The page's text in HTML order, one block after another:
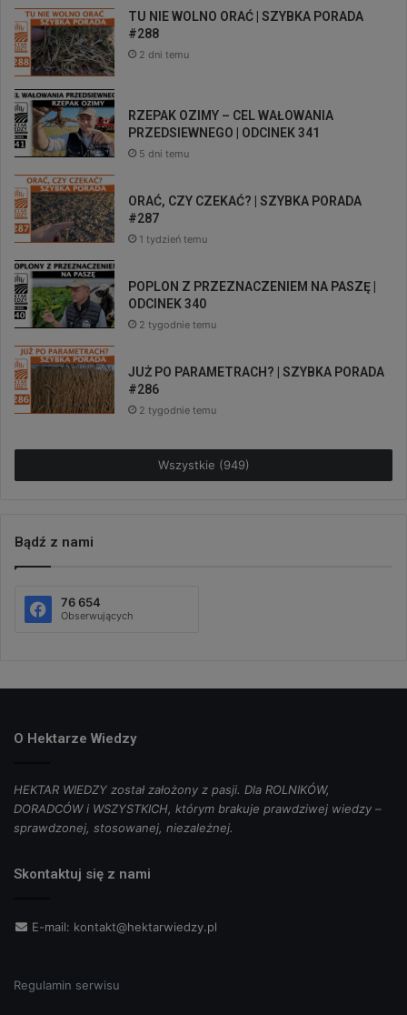
TU NIE WOLNO ORAĆ | SZYBKA PORADA
#288
2 dni temu
RZEPAK OZIMY – CEL WAŁOWANIA
PRZEDSIEWNEGO | ODCINEK 341
5 dni temu
ORAĆ, CZY CZEKAĆ? | SZYBKA PORADA
#287
1 tydzień temu
POPLON Z PRZEZNACZENIEM NA PASZĘ |
ODCINEK 340
2 tygodnie temu
JUŻ PO PARAMETRACH? | SZYBKA PORADA
#286
2 tygodnie temu
Wszystkie (949)
Bądź z nami
76 654
Obserwujących
O Hektarze Wiedzy
HEKTAR WIEDZY został założony z pasji. Dla ROLNIKÓW,
DORADCÓW i WSZYSTKICH, którym brakuje prawdziwej wiedzy –
sprawdzonej, stosowanej, niezależnej.
Skontaktuj się z nami
E-mail: kontakt@hektarwiedzy.pl
Regulamin serwisu